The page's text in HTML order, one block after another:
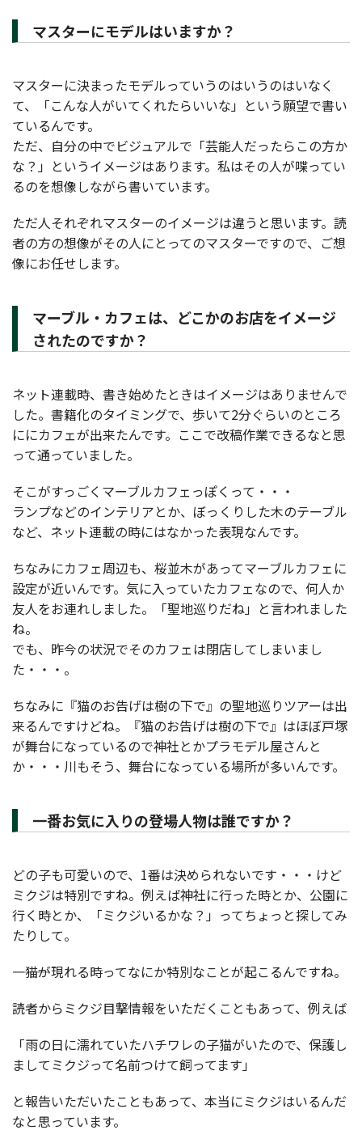
マスターにモデルはいますか？
マスターに決まったモデルっていうのはいうのはいなく
て、「こんな人がいてくれたらいいな」という願望で書い
ているんです。
ただ、自分の中でビジュアルで「芸能人だったらこの方か
な？」というイメージはあります。私はその人が喋ってい
るのを想像しながら書いています。
ただ人それぞれマスターのイメージは違うと思います。読
者の方の想像がその人にとってのマスターですので、ご想
像にお任せします。
マーブル・カフェは、どこかのお店をイメージ
されたのですか？
ネット連載時、書き始めたときはイメージはありませんで
した。書籍化のタイミングで、歩いて2分ぐらいのところ
ににカフェが出来たんです。ここで改稿作業できるなと思
って通っていました。
そこがすっごくマーブルカフェっぽくって・・・
ランプなどのインテリアとか、ぼっくりした木のテーブル
など、ネット連載の時にはなかった表現なんです。
ちなみにカフェ周辺も、桜並木があってマーブルカフェに
設定が近いんです。気に入っていたカフェなので、何人か
友人をお連れしました。「聖地巡りだね」と言われました
ね。
でも、昨今の状況でそのカフェは閉店してしまいまし
た・・・。
ちなみに『猫のお告げは樹の下で』の聖地巡りツアーは出
来るんですけどね。『猫のお告げは樹の下で』はほぼ戸塚
が舞台になっているので神社とかプラモデル屋さんと
か・・・川もそう、舞台になっている場所が多いんです。
一番お気に入りの登場人物は誰ですか？
どの子も可愛いので、1番は決められないです・・・けど
ミクジは特別ですね。例えば神社に行った時とか、公園に
行く時とか、「ミクジいるかな？」ってちょっと探してみ
たりして。
――――猫が現れる時ってなにか特別なことが起こるんですね。
読者からミクジ目撃情報をいただくこともあって、例えば
「雨の日に濡れていたハチワレの子猫がいたので、保護し
ましてミクジって名前つけて飼ってます」
と報告いただいたこともあって、本当にミクジはいるんだ
なと思っています。